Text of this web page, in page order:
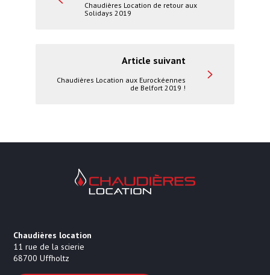
Chaudières Location de retour aux
Solidays 2019
Article suivant
Chaudières Location aux Eurockéennes
de Belfort 2019 !
Chaudières Location Location de
Chaudières location
11 rue de la scierie
68700 Uffholtz